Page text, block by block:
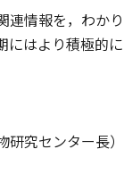
連情報を，わかり
にはより積極的に
究センター長）